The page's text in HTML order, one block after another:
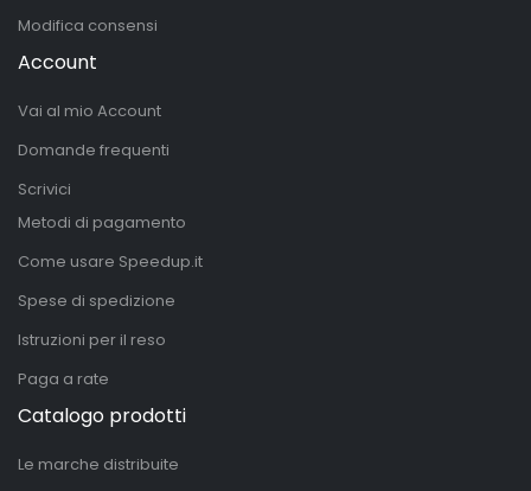
Modifica consensi
Account
Vai al mio Account
Domande frequenti
Scrivici
Metodi di pagamento
Come usare Speedup.it
Spese di spedizione
Istruzioni per il reso
Paga a rate
Catalogo prodotti
Le marche distribuite